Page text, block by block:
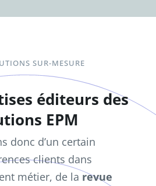
SUR-MESURE
éditeurs des
EPM
donc d’un certain
clients dans
métier, de la revue